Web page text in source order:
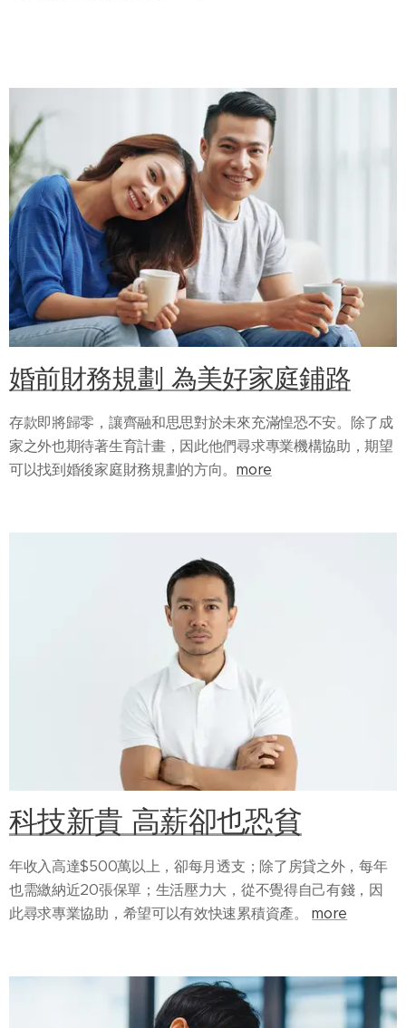
婚前財務規劃 為美好家庭鋪路
存款即將歸零，讓齊融和思思對於未來充滿惶恐不安。除了成
家之外也期待著生育計畫，因此他們尋求專業機構協助，期望
可以找到婚後家庭財務規劃的方向。more
科技新貴 高薪卻也恐貧
年收入高達$500萬以上，卻每月透支；除了房貸之外，每年
也需繳納近20張保單；生活壓力大，從不覺得自己有錢，因
此尋求專業協助，希望可以有效快速累積資產。more